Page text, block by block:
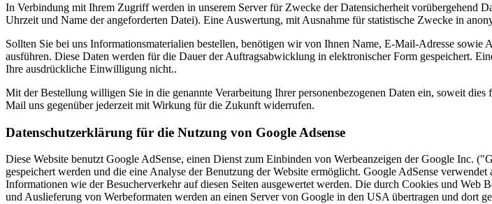
In Verbindung mit Ihrem Zugriff werden in unserem Server für Zwecke der Datensicherheit vorübergehend
Uhrzeit und Name der angeforderten Datei). Eine Auswertung, mit Ausnahme für statistische Zwecke in
Sollten Sie bei uns Informationsmaterialien bestellen, benötigen wir von Ihnen Name, E-Mail-Adresse
ausführen. Diese Daten werden für die Dauer der Auftragsabwicklung in elektronischer Form gespeichert.
Ihre ausdrückliche Einwilligung nicht..
Mit der Bestellung willigen Sie in die genannte Verarbeitung Ihrer personenbezogenen Daten ein, soweit
Mail uns gegenüber jederzeit mit Wirkung für die Zukunft widerrufen.
Datenschutzerklärung für die Nutzung von Google Adsense
Diese Website benutzt Google AdSense, einen Dienst zum Einbinden von Werbeanzeigen der Google Inc.
gespeichert werden und die eine Analyse der Benutzung der Website ermöglicht. Google AdSense
Informationen wie der Besucherverkehr auf diesen Seiten ausgewertet werden. Die durch Cookies und
und Auslieferung von Werbeformaten werden an einen Server von Google in den USA übertragen und dort